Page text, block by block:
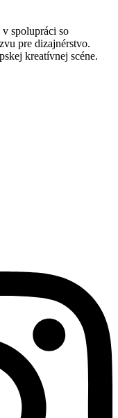
spolupráci so
pre dizajnérstvo.
kreatívnej scéne.